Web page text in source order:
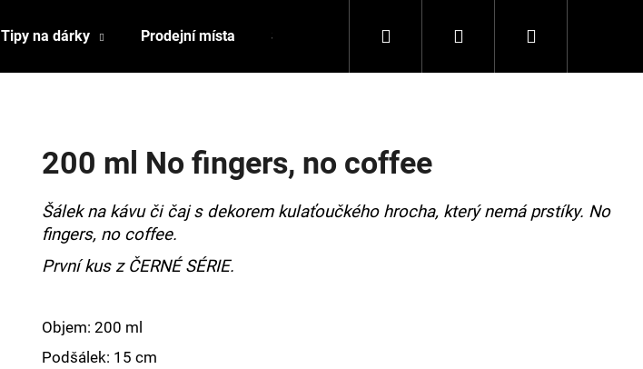
Tipy na dárky Prodejní místa Spolupráce Kontakty
Hledat PřihlášeníNákupní
200 ml No fingers, no coffee
Šálek na kávu či čaj s dekorem kulaťoučkého hrocha, který nemá prstíky. No
fingers, no coffee.
První kus z ČERNÉ SÉRIE.
Objem: 200 ml
Podšálek: 15 cm
HLEDAT